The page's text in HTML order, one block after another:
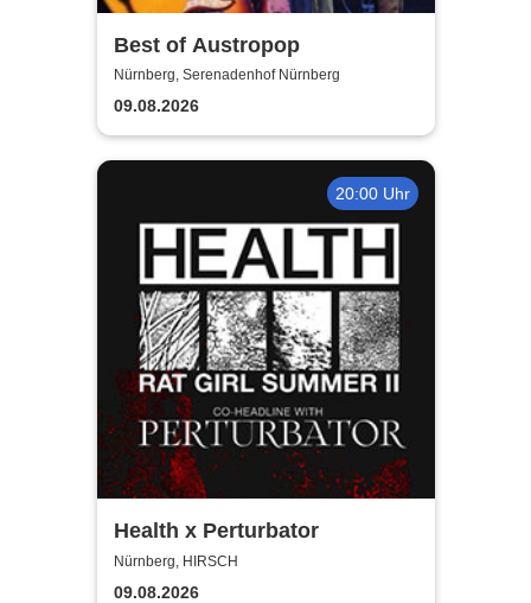
Best of Austropop
Nürnberg, Serenadenhof Nürnberg
09.08.2026
20:00 Uhr
Health x Perturbator
Nürnberg, HIRSCH
09.08.2026